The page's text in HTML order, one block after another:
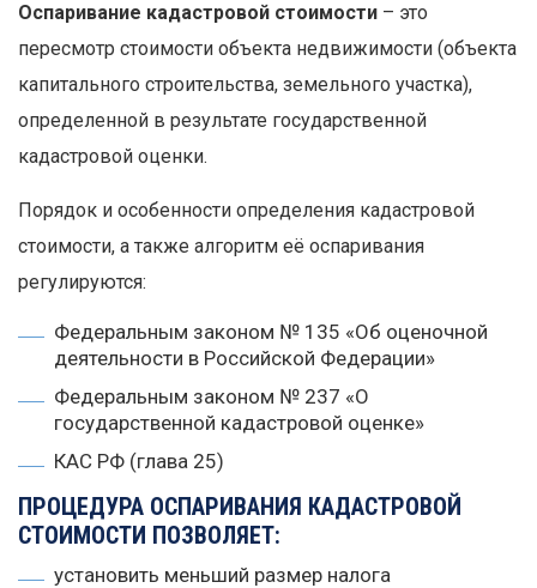
Оспаривание кадастровой стоимости – это
пересмотр стоимости объекта недвижимости (объекта
капитального строительства, земельного участка),
определенной в результате государственной
кадастровой оценки.
Порядок и особенности определения кадастровой
стоимости, а также алгоритм её оспаривания
регулируются:
Федеральным законом № 135 «Об оценочной
деятельности в Российской Федерации»
Федеральным законом № 237 «О
государственной кадастровой оценке»
КАС РФ (глава 25)
ПРОЦЕДУРА ОСПАРИВАНИЯ КАДАСТРОВОЙ
СТОИМОСТИ ПОЗВОЛЯЕТ:
установить меньший размер налога